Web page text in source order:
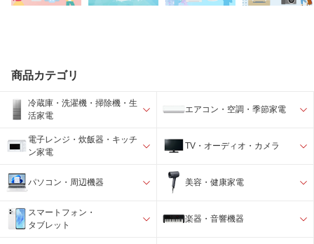
商品カテゴリ
冷蔵庫・洗濯機・掃除機・生
活家電
エアコン・空調・季節家電
電子レンジ・炊飯器・キッチ
ン家電
TV・オーディオ・カメラ
パソコン・周辺機器 美容・健康家電
スマートフォン・
タブレット
楽器・音響機器